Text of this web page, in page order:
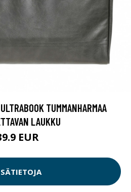
TUMMANHARMAA
LAUKKU
EUR